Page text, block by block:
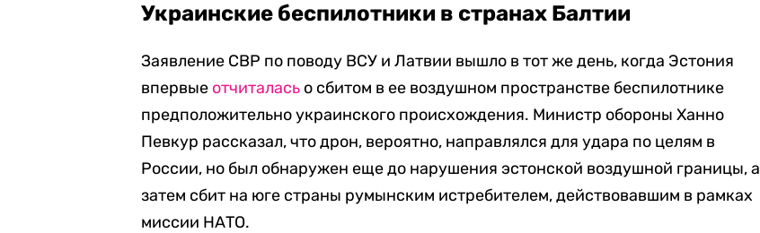
Украинские беспилотники в странах Балтии
Заявление СВР по поводу ВСУ и Латвии вышло в тот же день, когда Эстония
впервые отчиталась о сбитом в ее воздушном пространстве беспилотнике
предположительно украинского происхождения. Министр обороны Ханно
Певкур рассказал, что дрон, вероятно, направлялся для удара по целям в
России, но был обнаружен еще до нарушения эстонской воздушной границы, а
затем сбит на юге страны румынским истребителем, действовавшим в рамках
миссии НАТО.